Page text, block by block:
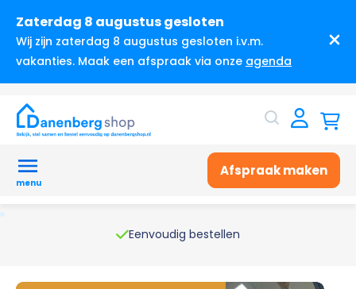
Zaterdag 8 augustus gesloten
Wij zijn zaterdag 8 augustus gesloten i.v.m.
vakanties. Maak een afspraak via onze agenda
menu
Afspraak maken
Eenvoudig bestellen